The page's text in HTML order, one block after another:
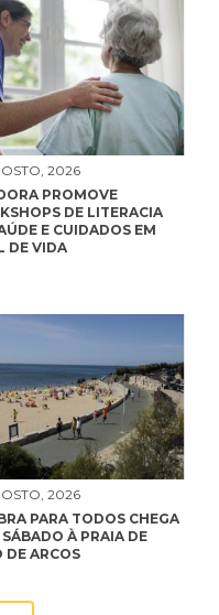
2026
PROMOVE
DE LITERACIA
E CUIDADOS EM
DE VIDA
2026
PARA TODOS CHEGA
SÁBADO À PRAIA DE
DE ARCOS